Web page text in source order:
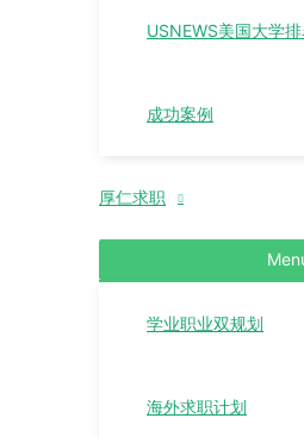
USNEWS美国大学排
成功案例
厚仁求职
学业职业双规划
海外求职计划